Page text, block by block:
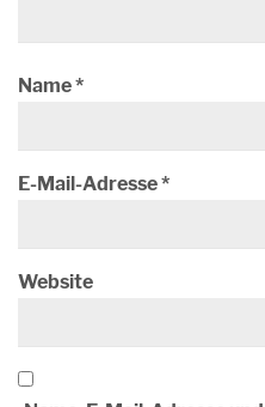
Name*
E-Mail-Adresse*
Website